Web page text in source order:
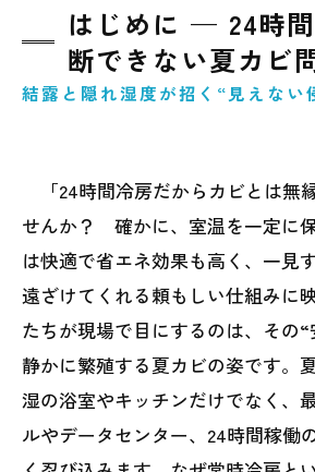
清掃・メンテナンスの盲点 —
ちなカビ温床スポット
今日からできるセルフチェッ
放置の代償 — 健康被害と設
シナリオ
まとめ — カビを根本解決し
へ早めの相談を
はじめに — 24時
断できない夏カビ
結露と隠れ湿度が招く“見えない
「24時間冷房だからカビとは無
せんか？ 確かに、室温を一定に
は快適で省エネ効果も高く、一見
遠ざけてくれる頼もしい仕組みに
たちが現場で目にするのは、その
静かに繁殖する夏カビの姿です。
湿の浴室やキッチンだけでなく、
ルやデータセンター、24時間稼働